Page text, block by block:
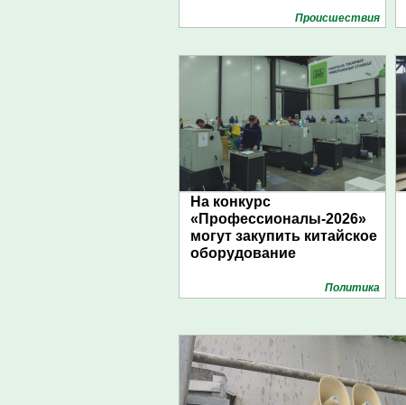
Проиcшествия
На конкурс
«Профессионалы-2026»
могут закупить китайское
оборудование
Политика